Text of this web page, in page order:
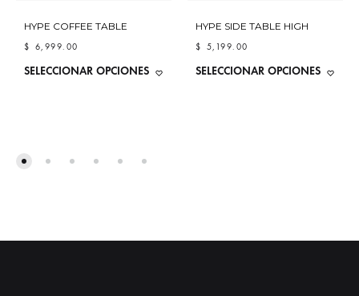
HYPE COFFEE TABLE
$ 6,999.00
SELECCIONAR OPCIONES ESTE
HYPE SIDE TABLE HIGH
$ 5,199.00
SELECCIONAR OPCIONES ESTE